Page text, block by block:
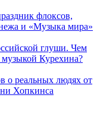
флоксов,
и «Музыка мира»
глуши. Чем
Курехина?
о реальных людях от
Хопкинса